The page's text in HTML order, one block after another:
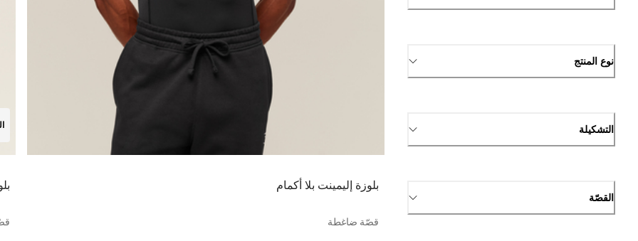
نوع المنتج
التشكيلة
القصّة
بلوزة إليمينت بلا أكمام
قصّة ضاغطة